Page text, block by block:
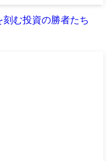
む投資の勝者たち